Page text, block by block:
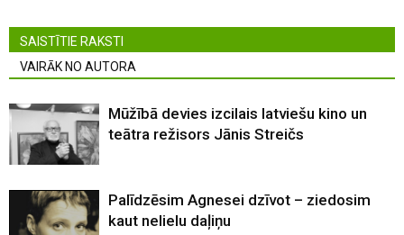
SAISTĪTIE RAKSTI
VAIRĀK NO AUTORA
Mūžībā devies izcilais latviešu kino un
teātra režisors Jānis Streičs
Palīdzēsim Agnesei dzīvot – ziedosim
kaut nelielu daļiņu